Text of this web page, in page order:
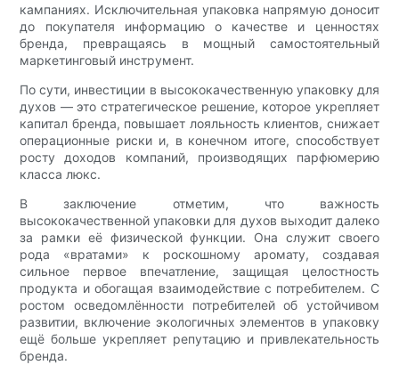
кампаниях. Исключительная упаковка напрямую доносит
до покупателя информацию о качестве и ценностях
бренда, превращаясь в мощный самостоятельный
маркетинговый инструмент.
По сути, инвестиции в высококачественную упаковку для
духов — это стратегическое решение, которое укрепляет
капитал бренда, повышает лояльность клиентов, снижает
операционные риски и, в конечном итоге, способствует
росту доходов компаний, производящих парфюмерию
класса люкс.
В заключение отметим, что важность
высококачественной упаковки для духов выходит далеко
за рамки её физической функции. Она служит своего
рода «вратами» к роскошному аромату, создавая
сильное первое впечатление, защищая целостность
продукта и обогащая взаимодействие с потребителем. С
ростом осведомлённости потребителей об устойчивом
развитии, включение экологичных элементов в упаковку
ещё больше укрепляет репутацию и привлекательность
бренда.